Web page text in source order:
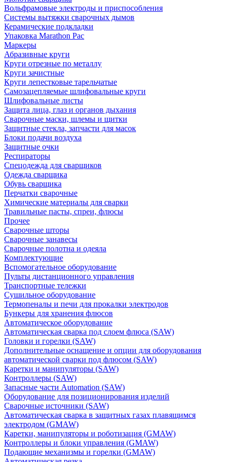
Вольфрамовые электроды и приспособления
Системы вытяжки сварочных дымов
Керамические подкладки
Упаковка Marathon Pac
Маркеры
Абразивные круги
Круги отрезные по металлу
Круги зачистные
Круги лепестковые тарельчатые
Самозацепляемые шлифовальные круги
Шлифовальные листы
Защита лица, глаз и органов дыхания
Сварочные маски, шлемы и щитки
Защитные стекла, запчасти для масок
Блоки подачи воздуха
Защитные очки
Респираторы
Спецодежда для сварщиков
Одежда сварщика
Обувь сварщика
Перчатки сварочные
Химические материалы для сварки
Травильные пасты, спреи, флюсы
Прочее
Сварочные шторы
Сварочные занавесы
Сварочные полотна и одеяла
Комплектующие
Вспомогательное оборудование
Пульты дистанционного управления
Транспортные тележки
Сушильное оборудование
Термопеналы и печи для прокалки электродов
Бункеры для хранения флюсов
Автоматическое оборудование
Автоматическая сварка под слоем флюса (SAW)
Головки и горелки (SAW)
Дополнительные оснащение и опции для оборудования
автоматической сварки под флюсом (SAW)
Каретки и манипуляторы (SAW)
Контроллеры (SAW)
Запасные части Automation (SAW)
Оборудование для позиционирования изделий
Сварочные источники (SAW)
Автоматическая сварка в защитных газах плавящимся
электродом (GMAW)
Каретки, манипуляторы и роботизация (GMAW)
Контроллеры и блоки управления (GMAW)
Подающие механизмы и горелки (GMAW)